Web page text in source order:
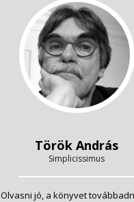
Török András
Simplicissimus
Olvasni jó, a könyvet